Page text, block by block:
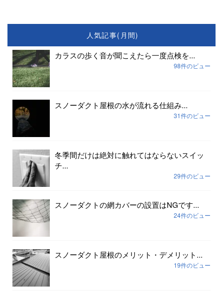
人気記事(月間)
カラスの歩く音が聞こえたら一度点検を...
98件のビュー
スノーダクト屋根の水が流れる仕組み...
31件のビュー
冬季間だけは絶対に触れてはならないスイッ
チ...
29件のビュー
スノーダクトの網カバーの設置はNGです...
24件のビュー
スノーダクト屋根のメリット・デメリット...
19件のビュー